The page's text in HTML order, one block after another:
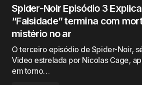
Spider-Noir Episódio 3
“Falsidade” termina com
mistério no ar
O terceiro episódio de Spider-Noir,
Video estrelada por Nicolas Cage,
em torno…